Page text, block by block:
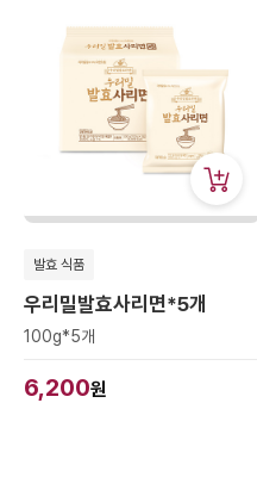
발효 식품
우리밀발효사리면*5개
100g*5개
6,200원